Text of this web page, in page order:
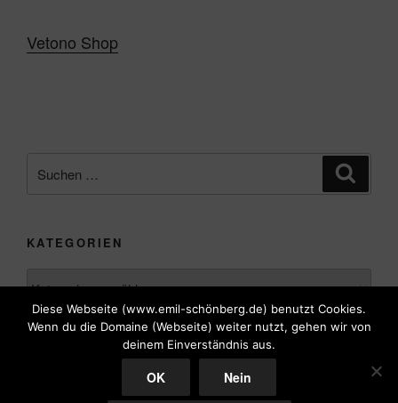
Vetono Shop
nach:
KATEGORIEN
Diese Webseite (www.emil-schönberg.de) benutzt Cookies.
Wenn du die Domaine (Webseite) weiter nutzt, gehen wir von
deinem Einverständnis aus.
OK Nein